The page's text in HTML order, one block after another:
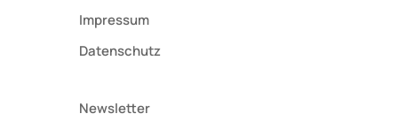
Impressum
Datenschutz
Newsletter